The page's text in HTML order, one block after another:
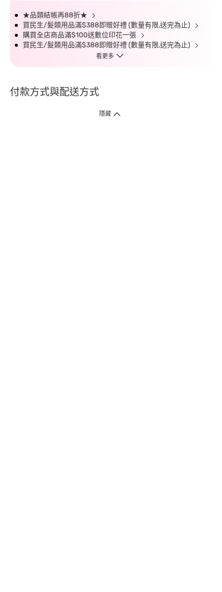
★品類結帳再88折★
買民生/髮類用品滿$388即贈好禮 (數量有限,送完為止)
購買全店商品滿$100送數位印花一張
買民生/髮類用品滿$388即贈好禮 (數量有限,送完為止)
看更多
付款方式與配送方式
隱藏